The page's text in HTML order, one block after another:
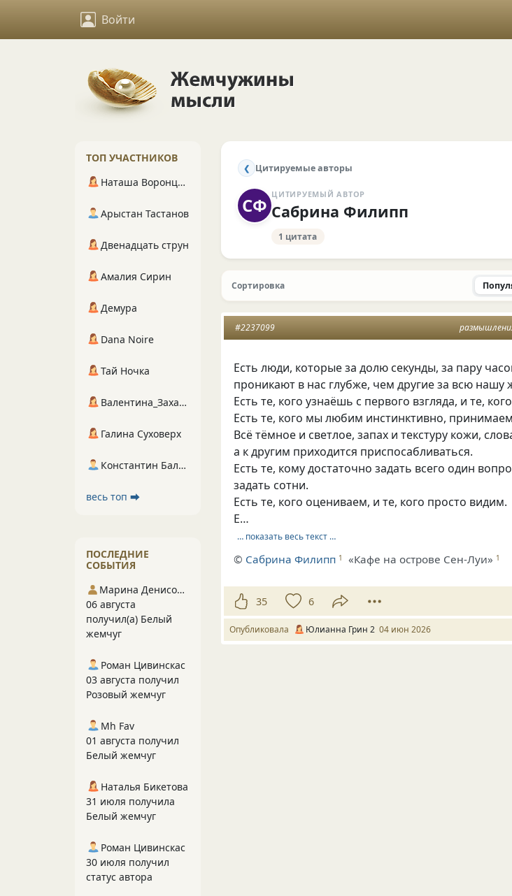
Войти
❮ Цитируемые авторы
СФ ЦИТИРУЕМЫЙ АВТОР
Сабрина Филипп
1 цитата
Сортировка
#2237099
Есть люди, которые за долю секунды, за пару
проникают в нас глубже, чем другие за всю нашу
Есть те, кого узнаёшь с первого взгляда, и те,
Есть те, кого мы любим инстинктивно,
Всё тёмное и светлое, запах и текстуру кожи,
а к другим приходится приспосабливаться.
Есть те, кому достаточно задать всего один
задать сотни.
Есть те, кого оцениваем, и те, кого просто видим.
Е…
… показать весь текст …
© Сабрина Филипп 1 «Кафе на острове Сен-Луи» 1
35 6
Опубликовала Юлианна Грин 2 04 июн 2026
ТОП УЧАСТНИКОВ
Наташа Воронцова
Арыстан Тастанов
Двенадцать струн
Амалия Сирин
Демура
Dana Noire
Тай Ночка
Валентина_Захарова
Галина Суховерх
Константин Балухта
весь топ ⮕
ПОСЛЕДНИЕ
СОБЫТИЯ
Марина Денисова 5
06 августа
получил(а) Белый
жемчуг
Роман Цивинскас
03 августа получил
Розовый жемчуг
Mh Fav
01 августа получил
Белый жемчуг
Наталья Бикетова
31 июля получила
Белый жемчуг
Роман Цивинскас
30 июля получил
статус автора